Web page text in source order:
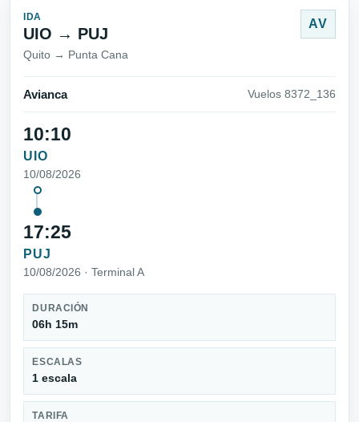
IDA
UIO → PUJ
Quito → Punta Cana
AV
Avianca Vuelos 8372_136
10:10
UIO
10/08/2026
17:25
PUJ
10/08/2026 · Terminal A
DURACIÓN
06h 15m
ESCALAS
1 escala
TARIFA